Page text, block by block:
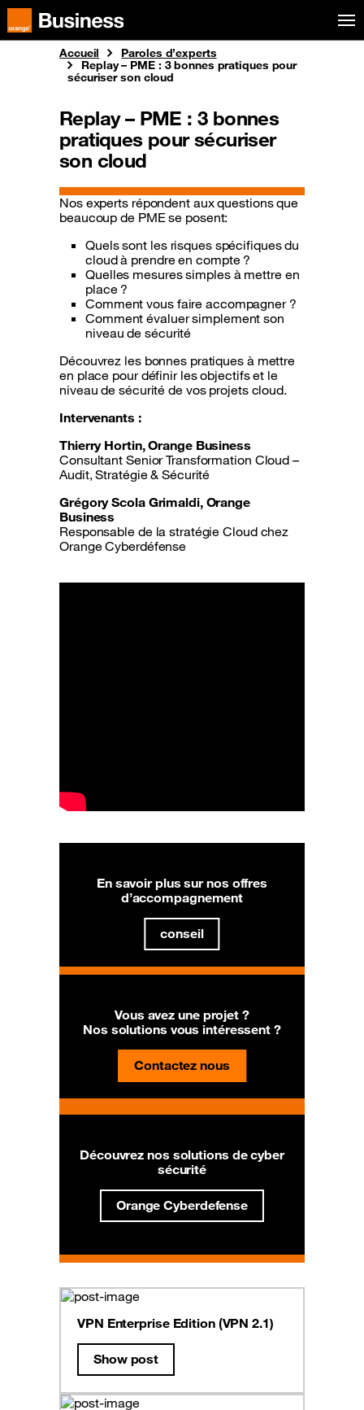
Aller au menu
Orange Business
Accueil
Paroles d’experts
Replay – PME : 3 bonnes pratiques pour
sécuriser son cloud
Replay – PME : 3 bonnes
pratiques pour sécuriser
son cloud
Nos experts répondent aux questions que
beaucoup de PME se posent:
Quels sont les risques spécifiques du
cloud à prendre en compte ?
Quelles mesures simples à mettre en
place ?
Comment vous faire accompagner ?
Comment évaluer simplement son
niveau de sécurité
Découvrez les bonnes pratiques à mettre
en place pour définir les objectifs et le
niveau de sécurité de vos projets cloud.
Intervenants :
Thierry Hortin, Orange Business
Consultant Senior Transformation Cloud –
Audit, Stratégie & Sécurité
Grégory Scola Grimaldi, Orange
Business
Responsable de la stratégie Cloud chez
Orange Cyberdéfense
En savoir plus sur nos offres
d’accompagnement
conseil
Vous avez une projet ?
Nos solutions vous intéressent ?
Contactez nous
Découvrez nos solutions de cyber
sécurité
Orange Cyberdefense
VPN Enterprise Edition (VPN 2.1)
Show post